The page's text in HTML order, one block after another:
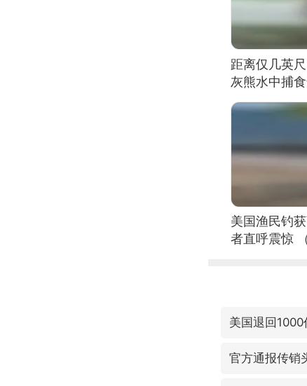
距离仅几英
灰熊水中捕
美国渔民钓
者直呼震惊
美国退回
官方通报传销